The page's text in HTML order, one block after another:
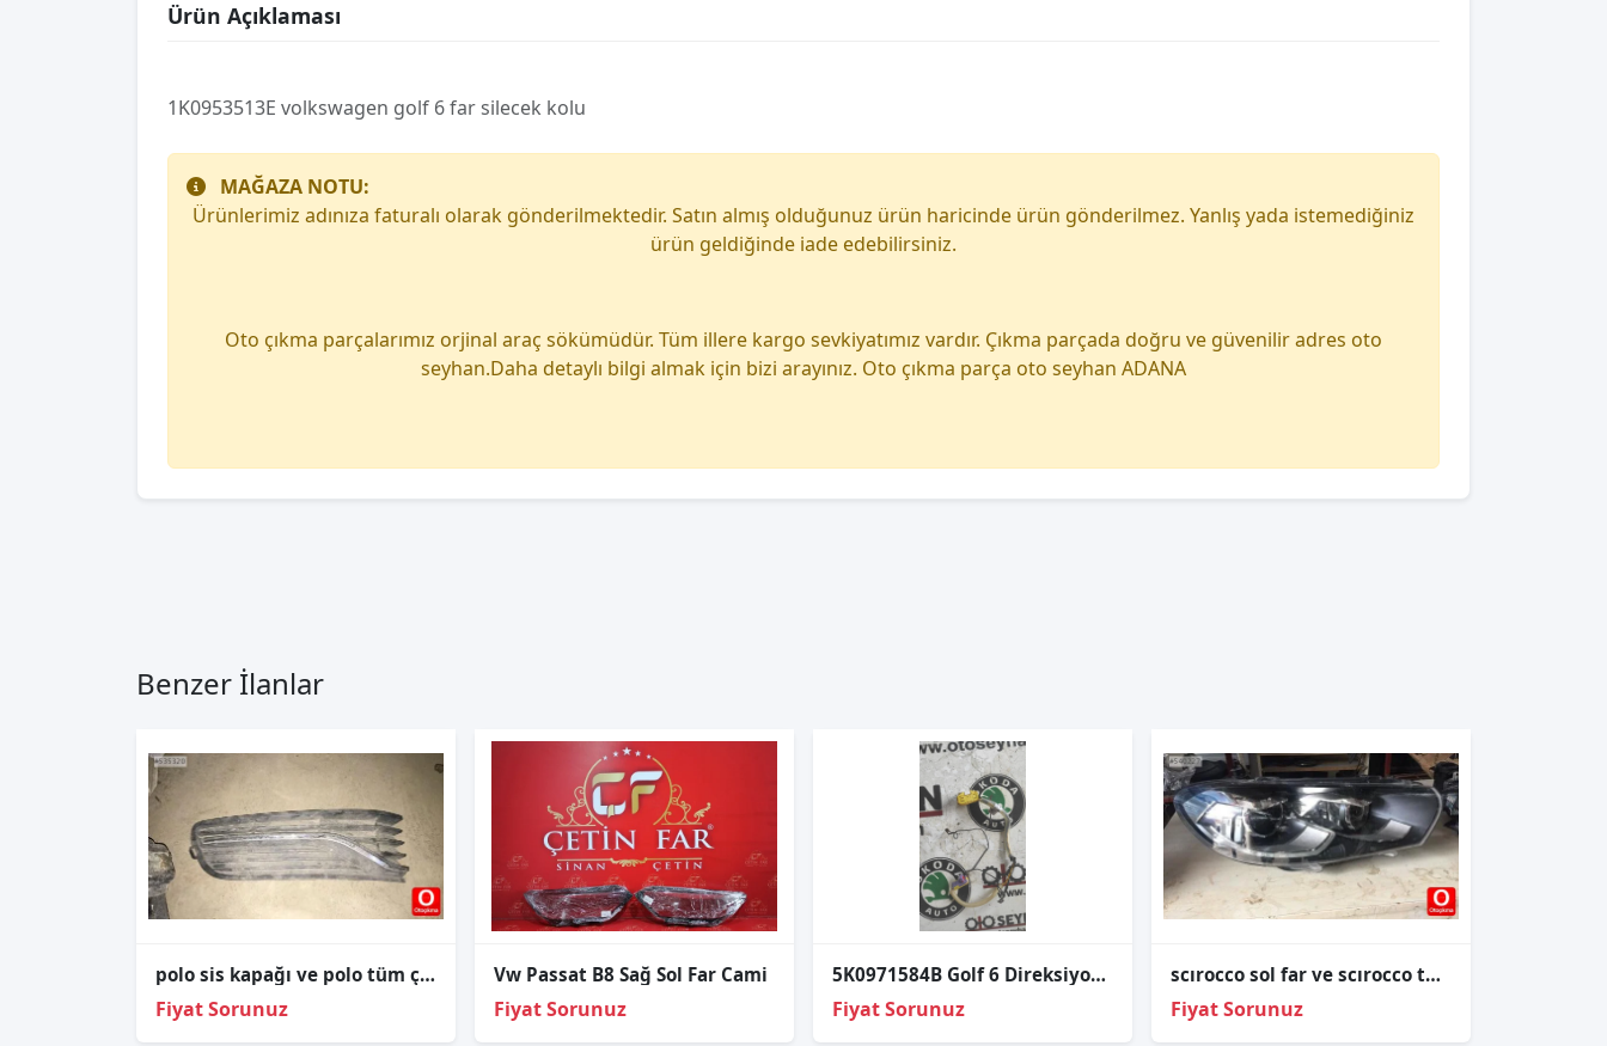
Ürün Açıklaması
1K0953513E volkswagen golf 6 far silecek kolu
MAĞAZA NOTU:
Ürünlerimiz adınıza faturalı olarak gönderilmektedir. Satın almış olduğunuz ürün haricinde ürün gönderilmez. Yanlış yada istemediğiniz
ürün geldiğinde iade edebilirsiniz.
Oto çıkma parçalarımız orjinal araç sökümüdür. Tüm illere kargo sevkiyatımız vardır. Çıkma parçada doğru ve güvenilir adres oto
seyhan.Daha detaylı bilgi almak için bizi arayınız. Oto çıkma parça oto seyhan ADANA
Benzer İlanlar
polo sis kapağı ve polo tüm çıkma parçalar
Fiyat Sorunuz
Vw Passat B8 Sağ Sol Far Cami
Fiyat Sorunuz
5K0971584B Golf 6 Direksiyon AirBag Tesisatı
Fiyat Sorunuz
scırocco sol far ve scırocco tüm çıkma parçalar
Fiyat Sorunuz